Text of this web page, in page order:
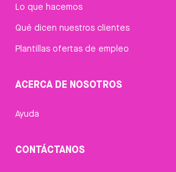
Lo que hacemos
Qué dicen nuestros clientes
Plantillas ofertas de empleo
ACERCA DE NOSOTROS
Ayuda
CONTÁCTANOS